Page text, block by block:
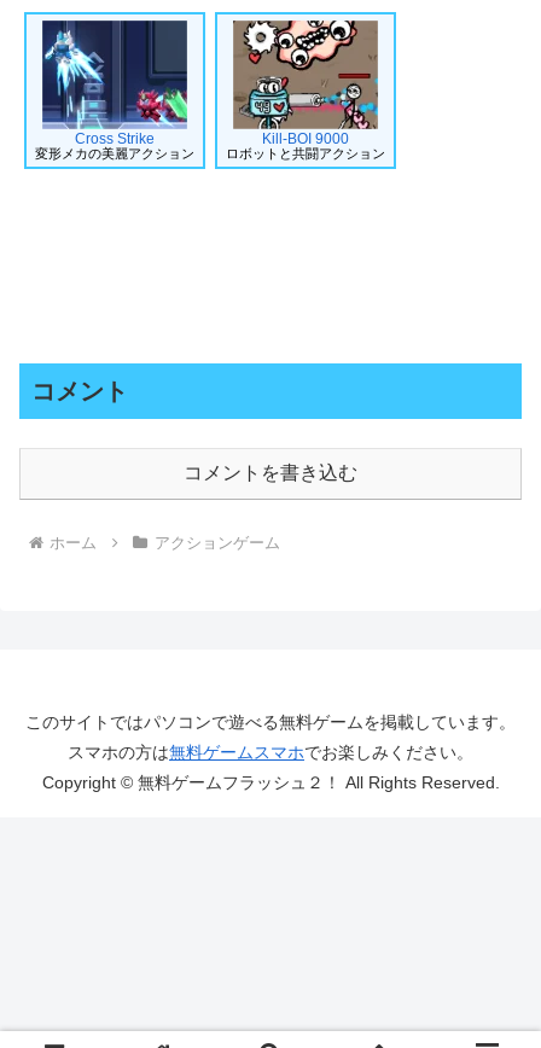
Cross Strike
変形メカの美麗アクション
Kill-BOI 9000
ロボットと共闘アクション
コメント
コメントを書き込む
ホーム アクションゲーム
このサイトではパソコンで遊べる無料ゲームを掲載しています。
スマホの方は無料ゲームスマホでお楽しみください。
Copyright © 無料ゲームフラッシュ２！ All Rights Reserved.